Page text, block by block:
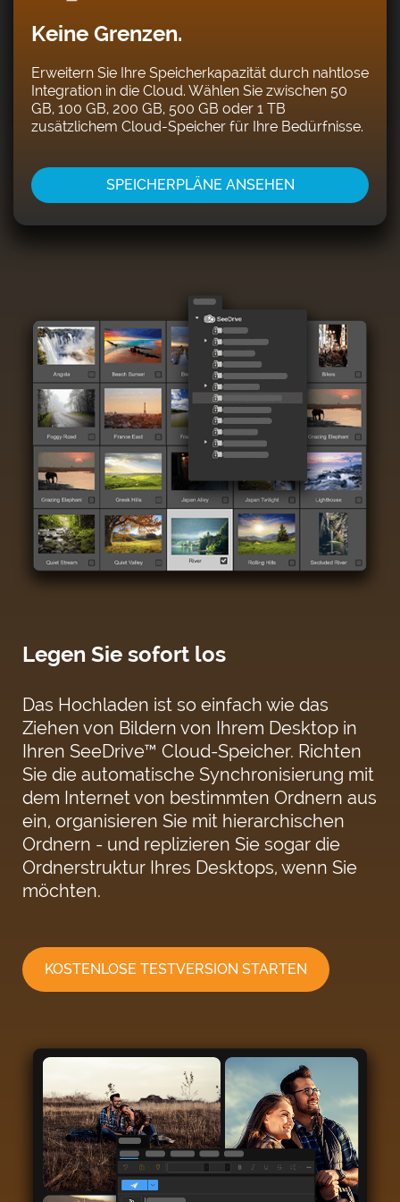
Keine Grenzen.
Erweitern Sie Ihre Speicherkapazität durch nahtlose
Integration in die Cloud. Wählen Sie zwischen 50
GB, 100 GB, 200 GB, 500 GB oder 1 TB
zusätzlichem Cloud-Speicher für Ihre Bedürfnisse.
SPEICHERPLÄNE ANSEHEN
Legen Sie sofort los
Das Hochladen ist so einfach wie das
Ziehen von Bildern von Ihrem Desktop in
Ihren SeeDrive™ Cloud-Speicher. Richten
Sie die automatische Synchronisierung mit
dem Internet von bestimmten Ordnern aus
ein, organisieren Sie mit hierarchischen
Ordnern - und replizieren Sie sogar die
Ordnerstruktur Ihres Desktops, wenn Sie
möchten.
KOSTENLOSE TESTVERSION STARTEN